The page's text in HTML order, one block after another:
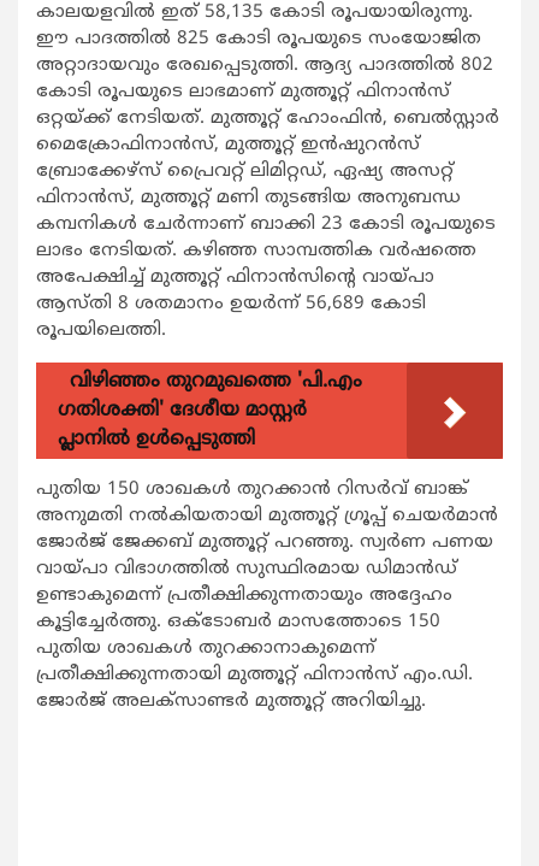
കാലയളവില്‍ ഇത് 58,135 കോടി രൂപയായിരുന്നു.
ഈ പാദത്തില്‍ 825 കോടി രൂപയുടെ സംയോജിത
അറ്റാദായവും രേഖപ്പെടുത്തി. ആദ്യ പാദത്തില്‍ 802
കോടി രൂപയുടെ ലാഭമാണ് മുത്തൂറ്റ് ഫിനാന്‍സ്
ഒറ്റയ്ക്ക് നേടിയത്. മുത്തൂറ്റ് ഹോംഫിന്‍, ബെല്‍സ്റ്റാര്‍
മൈക്രോഫിനാന്‍സ്, മുത്തൂറ്റ് ഇന്‍ഷുറന്‍സ്
ബ്രോക്കേഴ്സ് പ്രൈവറ്റ് ലിമിറ്റഡ്, ഏഷ്യ അസറ്റ്
ഫിനാന്‍സ്, മുത്തൂറ്റ് മണി തുടങ്ങിയ അനുബന്ധ
കമ്പനികള്‍ ചേര്‍ന്നാണ് ബാക്കി 23 കോടി രൂപയുടെ
ലാഭം നേടിയത്. കഴിഞ്ഞ സാമ്പത്തിക വര്‍ഷത്തെ
അപേക്ഷിച്ച് മുത്തൂറ്റ് ഫിനാന്‍സിന്‍റെ വായ്പാ
ആസ്തി 8 ശതമാനം ഉയര്‍ന്ന് 56,689 കോടി
രൂപയിലെത്തി.
വിഴിഞ്ഞം തുറമുഖത്തെ 'പി.എം
ഗതിശക്തി' ദേശീയ മാസ്റ്റർ
പ്ലാനിൽ ഉൾപ്പെടുത്തി
പുതിയ 150 ശാഖകള്‍ തുറക്കാന്‍ റിസര്‍വ് ബാങ്ക്
അനുമതി നല്‍കിയതായി മുത്തൂറ്റ് ഗ്രൂപ്പ് ചെയര്‍മാന്‍
ജോര്‍ജ് ജേക്കബ് മുത്തൂറ്റ് പറഞ്ഞു. സ്വര്‍ണ പണയ
വായ്പാ വിഭാഗത്തില്‍ സുസ്ഥിരമായ ഡിമാന്‍ഡ്
ഉണ്ടാകുമെന്ന് പ്രതീക്ഷിക്കുന്നതായും അദ്ദേഹം
കൂട്ടിച്ചേര്‍ത്തു. ഒക്ടോബര്‍ മാസത്തോടെ 150
പുതിയ ശാഖകള്‍ തുറക്കാനാകുമെന്ന്
പ്രതീക്ഷിക്കുന്നതായി മുത്തൂറ്റ് ഫിനാന്‍സ് എം.ഡി.
ജോര്‍ജ് അലക്സാണ്ടര്‍ മുത്തൂറ്റ് അറിയിച്ചു.